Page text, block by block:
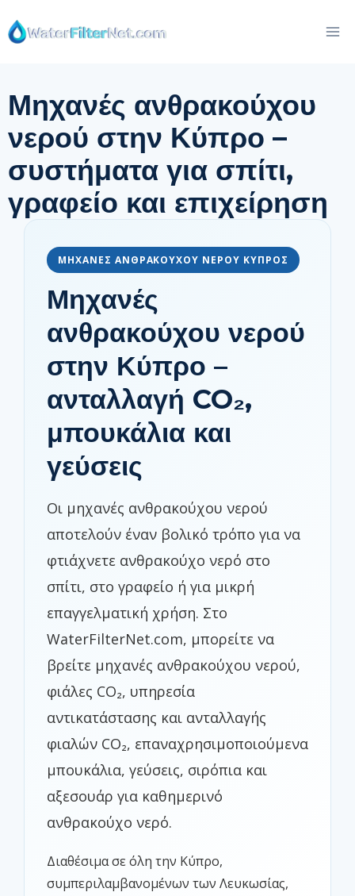
to
content
Μηχανές ανθρακούχου
νερού στην Κύπρο –
συστήματα για σπίτι,
γραφείο και επιχείρηση
ΜΗΧΑΝΕΣ ΑΝΘΡΑΚΟΥΧΟΥ ΝΕΡΟΥ ΚΥΠΡΟΣ
Μηχανές
ανθρακούχου νερού
στην Κύπρο –
ανταλλαγή CO₂,
μπουκάλια και
γεύσεις
Οι μηχανές ανθρακούχου νερού
αποτελούν έναν βολικό τρόπο για να
φτιάχνετε ανθρακούχο νερό στο
σπίτι, στο γραφείο ή για μικρή
επαγγελματική χρήση. Στο
WaterFilterNet.com, μπορείτε να
βρείτε μηχανές ανθρακούχου νερού,
φιάλες CO₂, υπηρεσία
αντικατάστασης και ανταλλαγής
φιαλών CO₂, επαναχρησιμοποιούμενα
μπουκάλια, γεύσεις, σιρόπια και
αξεσουάρ για καθημερινό
ανθρακούχο νερό.
Διαθέσιμα σε όλη την Κύπρο,
συμπεριλαμβανομένων των Λευκωσίας,